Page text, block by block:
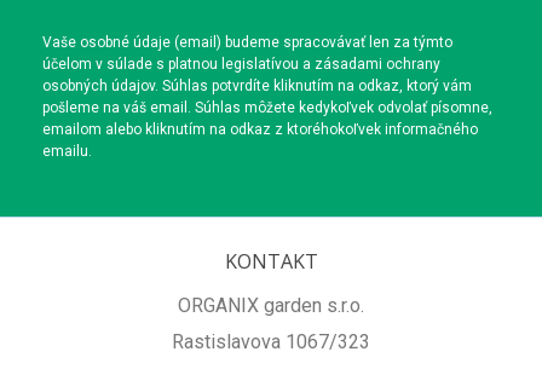
Vaše osobné údaje (email) budeme spracovávať len za týmto
účelom v súlade s platnou legislatívou a zásadami ochrany
osobných údajov. Súhlas potvrdíte kliknutím na odkaz, ktorý vám
pošleme na váš email. Súhlas môžete kedykoľvek odvolať písomne,
emailom alebo kliknutím na odkaz z ktoréhokoľvek informačného
emailu.
KONTAKT
ORGANIX garden s.r.o.
Rastislavova 1067/323